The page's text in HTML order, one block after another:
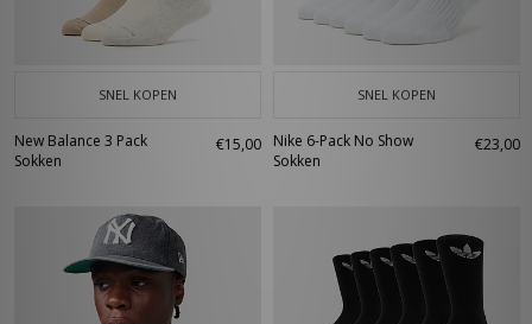
SNEL KOPEN
New Balance 3 Pack
Sokken
€15,00
SNEL KOPEN
Nike 6-Pack No Show
Sokken
€23,00